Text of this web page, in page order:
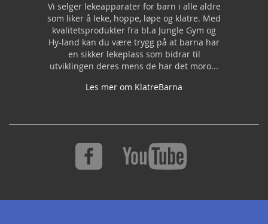
Vi selger lekeapparater for barn i alle aldre
som liker å leke, hoppe, løpe og klatre. Med
kvalitetsprodukter fra bl.a Jungle Gym og
Hy-land kan du være trygg på at barna har
en sikker lekeplass som bidrar til
utviklingen deres mens de har det moro...
Les mer om KlatreBarna